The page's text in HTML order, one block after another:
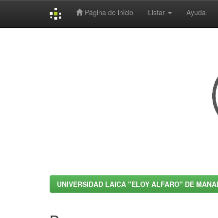
Página de inicio Listar Ayuda
UNIVERSIDAD LAICA "ELOY ALFARO" DE